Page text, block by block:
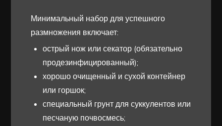
Минимальный набор для успешного
размножения включает:
острый нож или секатор (обязательно
продезинфицированный);
хорошо очищенный и сухой контейнер
или горшок;
специальный грунт для суккулентов или
песчаную почвосмесь;